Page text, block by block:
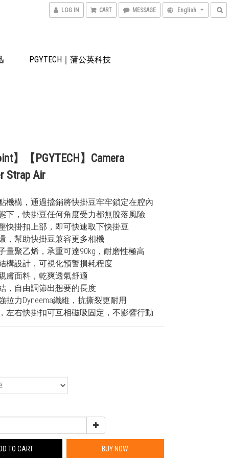
LOG IN CART MESSAGE English
PGYTECH｜蒲公英科技
】【PGYTECH】Camera
Strap Air
機構，通過擋銷將快掛豆牢牢鎖定在腔內
下，快掛豆任何角度受力都無脫落風險
快掛扣上部，即可快速取下快掛豆
，幫助快掛豆兼容更多相機
量聚乙烯，承重可達90kg，耐磨性極高
構設計，可視化預警損耗程度
膚面料，乾爽透氣舒適
，自由調節出想要的長度
拉力Dyneema纖維，抗撕裂更耐用
左右快掛扣可互相磁吸固定，不影響行動
TO CART BUY NOW